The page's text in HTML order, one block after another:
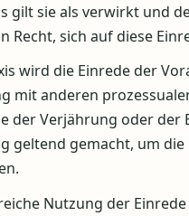
gilt sie als verwirkt und
Recht, sich auf diese
wird die Einrede der
mit anderen
der Verjährung oder der
geltend gemacht, um die
Nutzung der